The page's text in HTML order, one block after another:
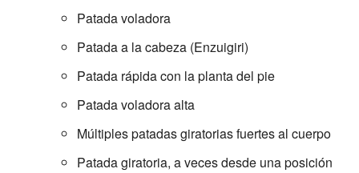
Patada voladora
Patada a la cabeza (Enzuigiri)
Patada rápida con la planta del pie
Patada voladora alta
Múltiples patadas giratorias fuertes al cuerpo
Patada giratoria, a veces desde una posición